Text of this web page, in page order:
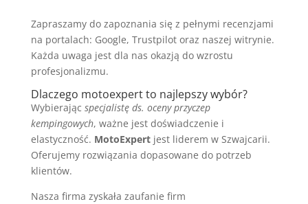
Zapraszamy do zapoznania się z pełnymi recenzjami
na portalach: Google, Trustpilot oraz naszej witrynie.
Każda uwaga jest dla nas okazją do wzrostu
profesjonalizmu.
Dlaczego motoexpert to najlepszy wybór?
Wybierając specjalistę ds. oceny przyczep
kempingowych, ważne jest doświadczenie i
elastyczność. MotoExpertjest liderem w Szwajcarii.
Oferujemy rozwiązania dopasowane do potrzeb
klientów.
Nasza firma zyskała zaufanie firm